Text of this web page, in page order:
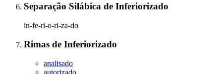
Separação Silábica de Inferiorizado
in-fe-ri-o-ri-za-do
Rimas de Inferiorizado
analisado
autorizado